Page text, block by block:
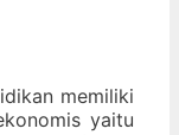
memiliki
yaitu